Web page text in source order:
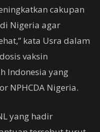
cakupan
Nigeria agar
kata Usra dalam
vaksin
Indonesia yang
NPHCDA Nigeria.
yang hadir